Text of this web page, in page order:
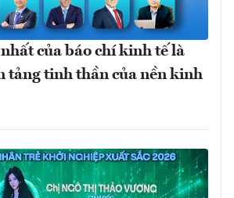
của báo chí kinh tế là
tảng tinh thần của nền kinh